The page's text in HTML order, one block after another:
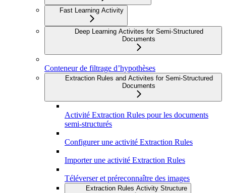
Fast Learning Activity
Deep Learning Activites for Semi-Structured
Documents
Conteneur de filtrage d’hypothèses
Extraction Rules and Activites for Semi-Structured
Documents
Activité Extraction Rules pour les documents
semi-structurés
Configurer une activité Extraction Rules
Importer une activité Extraction Rules
Téléverser et préreconnaître des images
Extraction Rules Activity Structure